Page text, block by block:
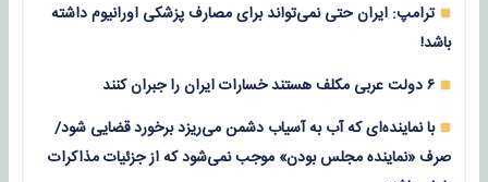
ترامپ: ایران حتی نمی‌تواند برای مصارف پزشکی اورانیوم داشته
باشد!
۶ دولت عربی مکلف هستند خسارات ایران را جبران کنند
با نماینده‌ای که آب به آسیاب دشمن می‌ریزد برخورد قضایی شود/
صرف «نماینده مجلس بودن» موجب نمی‌شود که از جزئیات مذاکرات